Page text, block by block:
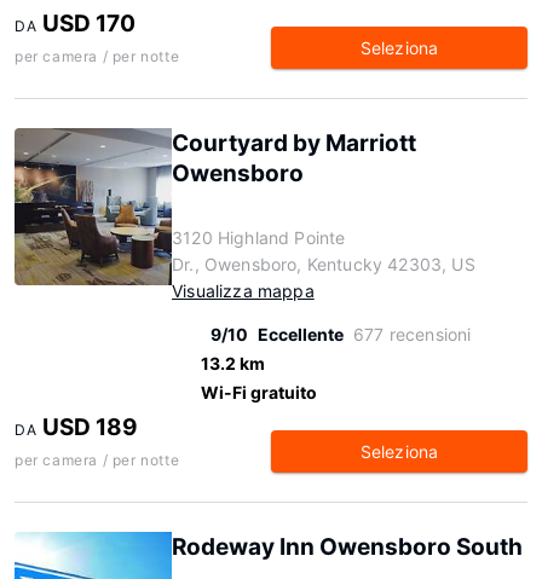
DA USD 170
per camera / per notte Seleziona
Courtyard by Marriott
Owensboro
3120 Highland Pointe
Dr., Owensboro, Kentucky 42303, US
Visualizza mappa
9/10 Eccellente 677 recensioni
13.2 km
Wi-Fi gratuito
DA USD 189
per camera / per notte Seleziona
Rodeway Inn Owensboro South